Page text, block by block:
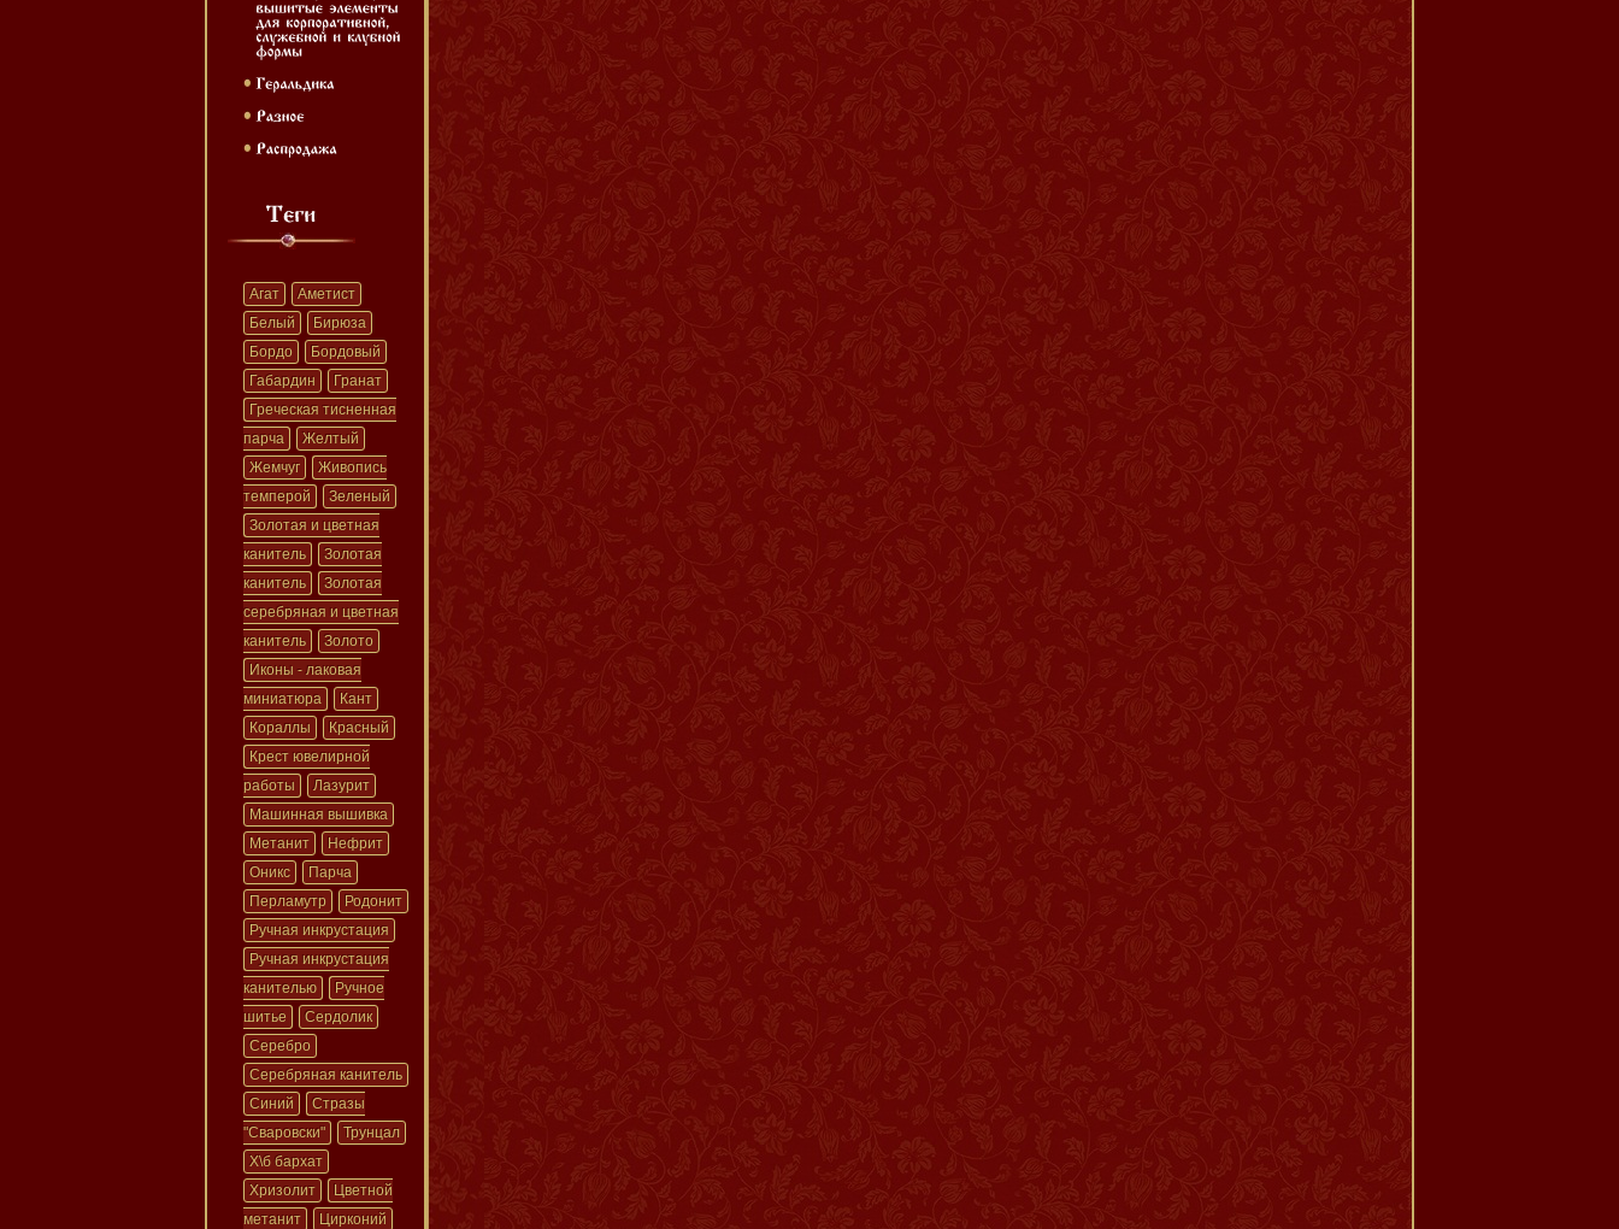
Агат
Аметист
Белый
Бирюза
Бордо
Бордовый
Габардин
Гранат
Греческая тисненная
парча
Желтый
Жемчуг
Живопись
темперой
Зеленый
Золотая и цветная
канитель
Золотая
канитель
Золотая
серебряная и цветная
канитель
Золото
Иконы - лаковая
миниатюра
Кант
Кораллы
Красный
Крест ювелирной
работы
Лазурит
Машинная вышивка
Метанит
Нефрит
Оникс
Парча
Перламутр
Родонит
Ручная инкрустация
Ручная инкрустация
канителью
Ручное
шитье
Сердолик
Серебро
Серебряная канитель
Синий
Стразы
"Сваровски"
Трунцал
Х\б бархат
Хризолит
Цветной
метанит
Цирконий